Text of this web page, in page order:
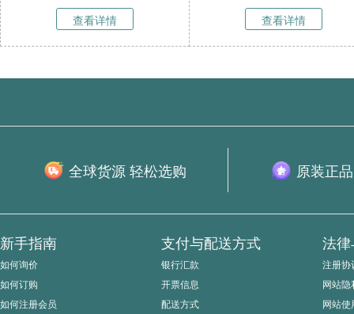
全球货源 轻松选购 原装正
新手指南
如何询价
如何订购
如何注册会员
支付与配送方式
银行汇款
开票信息
配送方式
法
注册协
网站隐
网站使